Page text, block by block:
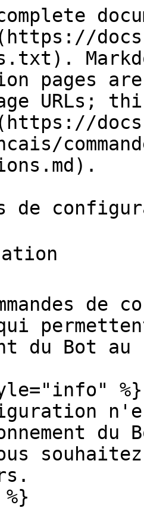
pages
URLs;
de
de
qui
du Bot
%}
du